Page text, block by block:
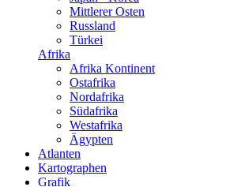
Mittlerer Osten
Russland
Türkei
Afrika
Afrika Kontinent
Ostafrika
Nordafrika
Südafrika
Westafrika
Ägypten
Atlanten
Kartographen
Grafik